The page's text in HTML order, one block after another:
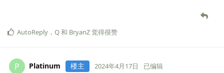
AutoReply ， Q和 BryanZ觉得很赞
P Platinum 楼主 2024年4月17日 已编辑